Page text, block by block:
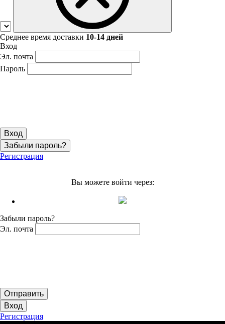
Среднее время доставки 10-14 дней
Вход
Эл. почта
Пароль
Вход
Забыли пароль?
Регистрация
Вы можете войти через:
Забыли пароль?
Эл. почта
Отправить
Вход
Регистрация